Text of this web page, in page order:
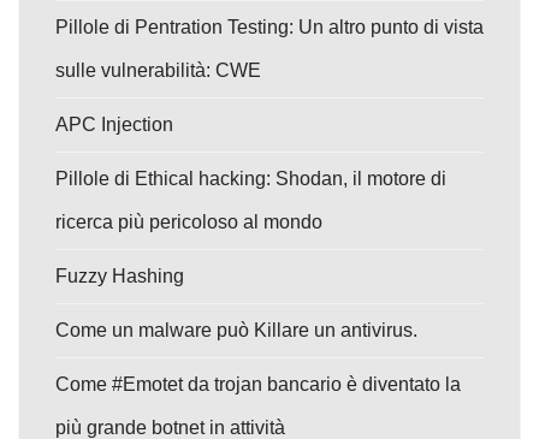
Pillole di Pentration Testing: Un altro punto di vista
sulle vulnerabilità: CWE
APC Injection
Pillole di Ethical hacking: Shodan, il motore di
ricerca più pericoloso al mondo
Fuzzy Hashing
Come un malware può Killare un antivirus.
Come #Emotet da trojan bancario è diventato la
più grande botnet in attività